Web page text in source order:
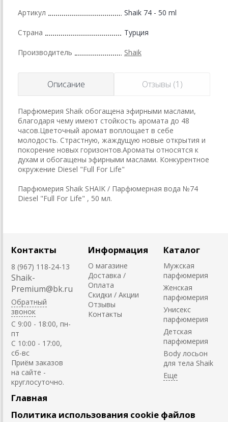
Артикул Shaik 74 - 50 ml
Страна Турция
Производитель Shaik
Описание Отзывы (1)
Парфюмерия Shaik обогащена эфирными маслами,
благодаря чему имеют стойкость аромата до 48
часов.Цветочный аромат воплощает в себе
молодость. Страстную, жаждущую новые открытия и
покорение новых горизонтов.Ароматы относятся к
духам и обогащены эфирными маслами. Конкурентное
окружение Diesel "Full For Life"
Парфюмерия Shaik SHAIK / Парфюмерная вода №74
Diesel "Full For Life" , 50 мл.
Контакты
8 (967) 118-24-13
Shaik-
Premium@bk.ru
Обратный
звонок
C 9:00 - 18:00, пн-
пт
С 10:00 - 17:00,
сб-вс
Приём заказов
на сайте -
круглосуточно.
Информация
О магазине
Доставка /
Оплата
Скидки / Акции
Отзывы
Контакты
Каталог
Мужская
парфюмерия
Женская
парфюмерия
Унисекс
парфюмерия
Детская
парфюмерия
Body лосьон
для тела Shaik
Главная
Политика использования cookie файлов